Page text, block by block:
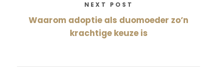
NEXT POST
Waarom adoptie als duomoeder zo’n
krachtige keuze is